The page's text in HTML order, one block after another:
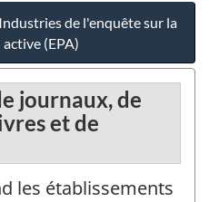
de l'enquête sur la
(EPA)
journaux, de
et de
les établissements